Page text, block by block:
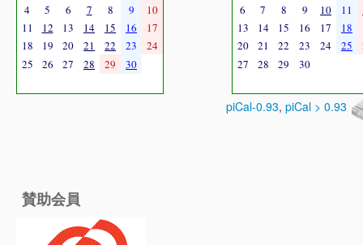
4
5 6 7 8 9
10
11
12 13 14 15 16
17
18
19 20 21 22 23
24
25
26 27 28 29 30
6
7 8 9 10 11
13
14 15 16 17 18
20
21 22 23 24 25
27
28 29 30
piCal-0.93, piCal > 0.93
賛助会員